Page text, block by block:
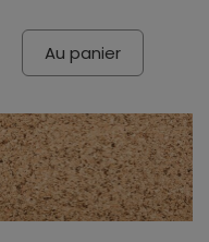
Au panier